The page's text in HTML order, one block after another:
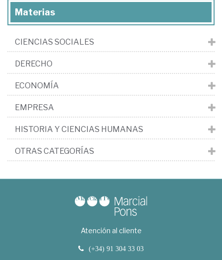
Materias
CIENCIAS SOCIALES
DERECHO
ECONOMÍA
EMPRESA
HISTORIA Y CIENCIAS HUMANAS
OTRAS CATEGORÍAS
Atención al cliente
(+34) 91 304 33 03